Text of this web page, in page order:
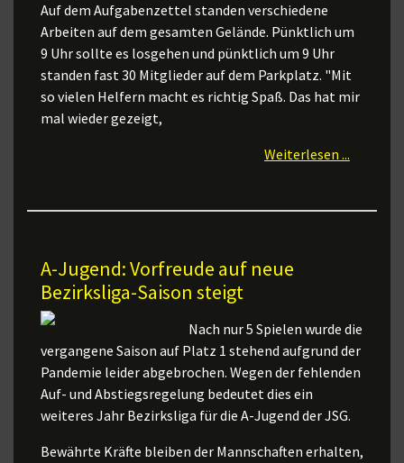
Auf dem Aufgabenzettel standen verschiedene
Arbeiten auf dem gesamten Gelände. Pünktlich um
9 Uhr sollte es losgehen und pünktlich um 9 Uhr
standen fast 30 Mitglieder auf dem Parkplatz. "Mit
so vielen Helfern macht es richtig Spaß. Das hat mir
mal wieder gezeigt,
Weiterlesen ...
A-Jugend: Vorfreude auf neue
Bezirksliga-Saison steigt
Nach nur 5 Spielen wurde die
vergangene Saison auf Platz 1 stehend aufgrund der
Pandemie leider abgebrochen. Wegen der fehlenden
Auf- und Abstiegsregelung bedeutet dies ein
weiteres Jahr Bezirksliga für die A-Jugend der JSG.
Bewährte Kräfte bleiben der Mannschaften erhalten,